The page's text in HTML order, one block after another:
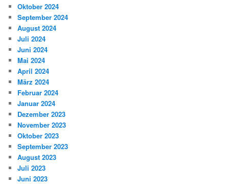
Oktober 2024
September 2024
August 2024
Juli 2024
Juni 2024
Mai 2024
April 2024
März 2024
Februar 2024
Januar 2024
Dezember 2023
November 2023
Oktober 2023
September 2023
August 2023
Juli 2023
Juni 2023